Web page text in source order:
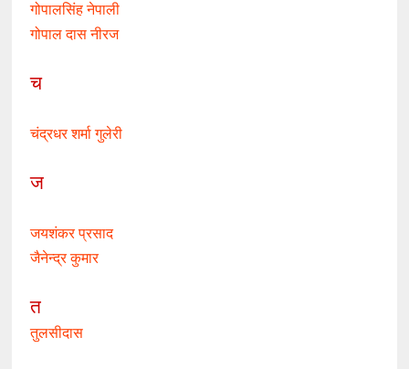
गोपालसिंह नेपाली
गोपाल दास नीरज
च
चंद्रधर शर्मा गुलेरी
ज
जयशंकर प्रसाद
जैनेन्द्र कुमार
त
तुलसीदास